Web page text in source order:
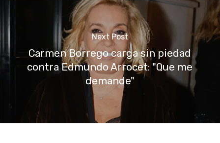
Next Post
Carmen Borrego carga sin piedad
contra Edmundo Arrocet: "Que me
demande"